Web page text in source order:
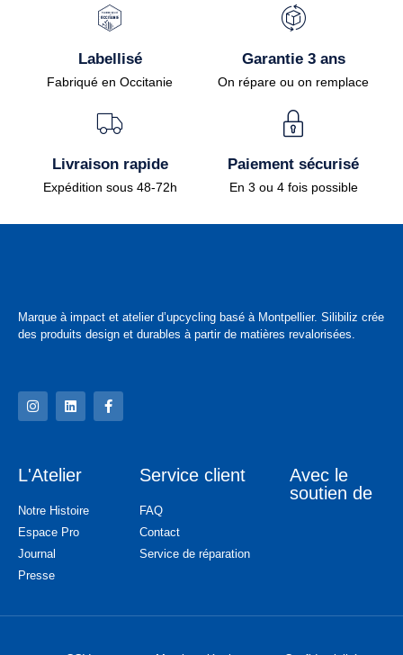
Labellisé
Fabriqué en Occitanie
Garantie 3 ans
On répare ou on remplace
Livraison rapide
Expédition sous 48-72h
Paiement sécurisé
En 3 ou 4 fois possible
Marque à impact et atelier d’upcycling basé à Montpellier. Silibiliz crée
des produits design et durables à partir de matières revalorisées.
L'Atelier
Notre Histoire
Espace Pro
Journal
Presse
Service client
FAQ
Contact
Service de réparation
Avec le
soutien de